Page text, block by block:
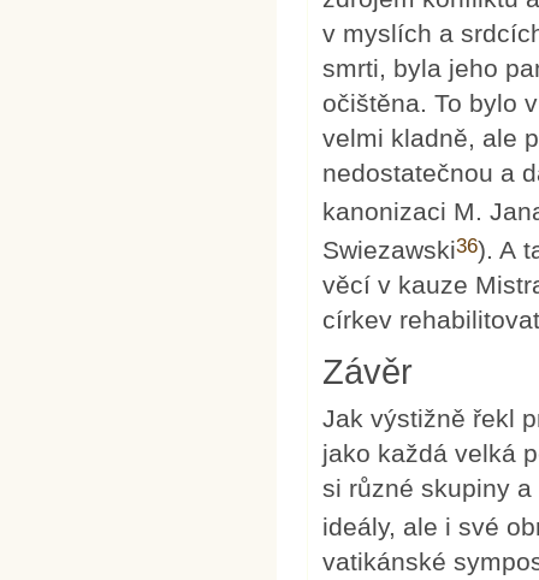
v myslích a
smrti, byla jeho
očištěna. To bylo
velmi kladně, ale
nedostatečnou a
kanonizaci M.
Swiezawski36). A
věcí v kauze
církev
Závěr
Jak výstižně řekl
jako každá velká
si různé skupiny
ideály, ale i své
vatikánské